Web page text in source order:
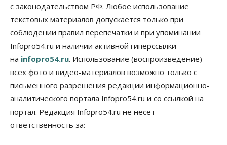
с законодательством РФ. Любое использование
текстовых материалов допускается только при
соблюдении правил перепечатки и при упоминании
Infopro54.ru и наличии активной гиперссылки
на infopro54.ru. Использование (воспроизведение)
всех фото и видео-материалов возможно только с
письменного разрешения редакции информационно-
аналитического портала Infopro54.ru и со ссылкой на
портал. Редакция Infopro54.ru не несет
ответственность за: